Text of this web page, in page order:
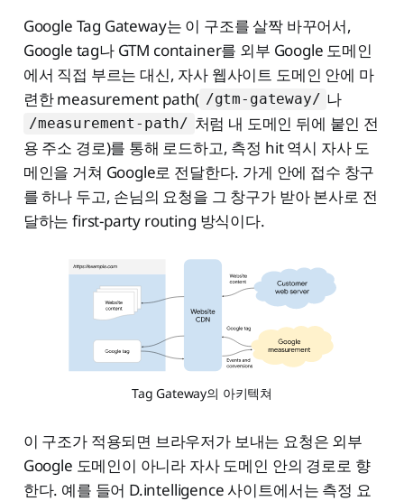
Google Tag Gateway는 이 구조를 살짝 바꾸어서,
Google tag나 GTM container를 외부 Google 도메인
에서 직접 부르는 대신, 자사 웹사이트 도메인 안에 마
련한 measurement path( /gtm-gateway/ 나
/measurement-path/ 처럼 내 도메인 뒤에 붙인 전
용 주소 경로)를 통해 로드하고, 측정 hit 역시 자사 도
메인을 거쳐 Google로 전달한다. 가게 안에 접수 창구
를 하나 두고, 손님의 요청을 그 창구가 받아 본사로 전
달하는 first-party routing 방식이다.
Tag Gateway의 아키텍쳐
이 구조가 적용되면 브라우저가 보내는 요청은 외부
Google 도메인이 아니라 자사 도메인 안의 경로로 향
한다. 예를 들어 D.intelligence 사이트에서는 측정 요